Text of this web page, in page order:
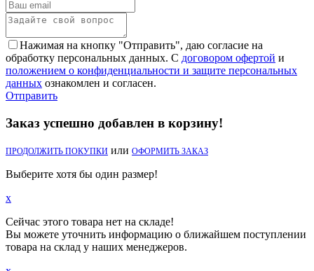
Нажимая на кнопку "Отправить", даю согласие на
обработку персональных данных. С договором офертой и
положением о конфиденциальности и защите персональных
данных ознакомлен и согласен.
Отправить
Заказ успешно добавлен в корзину!
ПРОДОЛЖИТЬ ПОКУПКИ или ОФОРМИТЬ ЗАКАЗ
Выберите хотя бы один размер!
x
Сейчас этого товара нет на складе!
Вы можете уточнить информацию о ближайшем поступлении
товара на склад у наших менеджеров.